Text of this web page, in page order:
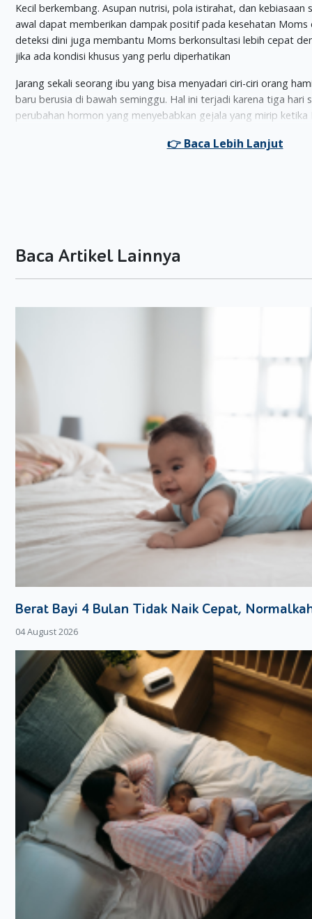
Kecil berkembang. Asupan nutrisi, pola istirahat, dan kebiasaan
awal dapat memberikan dampak positif pada kesehatan Moms
deteksi dini juga membantu Moms berkonsultasi lebih cepat
jika ada kondisi khusus yang perlu diperhatikan
Jarang sekali seorang ibu yang bisa menyadari ciri-ciri orang
baru berusia di bawah seminggu. Hal ini terjadi karena tiga hari
perubahan hormon yang menyebabkan gejala yang mirip
Dalam waktu 3 hari setelah berhubungan intim, sel telur masih
(hCG), yang juga disebut sebagai hormon kehamilan sedang
1. Peningkatan Suhu Tubuh Basal
oleh hormon.
2. Payudara Lebih Sensitif
Moms mungkin mulai merasa payudara lebih sensitif.
peningkatan hormon yang mempersiapkan tubuh untuk
mengalami pembengkakan payudara. Namun, pembengkakan
selalu muncul sebagai ciri-ciri orang hamil baru beberapa hari.
3. Lelah Dan Mengantuk
Rasa lelah bisa menjadi tanda awal kehamilan. Tubuh Moms
Ini adalah proses normal ketika sel telur yang telah dibuahi
pinggang bagian bawah juga bisa menjadi ciri-ciri orang hamil
terjadi karena peluruhan lapisan rahim yang membuat rahim
menimbulkan rasa nyeri.
5. Mood Yang Lebih Sensitif
Perubahan emosi adalah bagian dari awal kehamilan. Jangan
tubuh Moms beradaptasi dengan perubahan hormonal.
6. Sering Sembelit
Ciri-ciri orang hamil baru beberapa hari lainnya adalah
terjadi akibat peningkatan hormon progesteron yang dapat
saluran pencernaan. Inilah yang membuat usus lebih lama
7. Perut Kembung
Selain karena perubahan hormonal. Penyebab perut kembung
Baca Artikel Lainnya
Berat Bayi 4 Bulan Tidak Naik Cepat,
04 August 2026